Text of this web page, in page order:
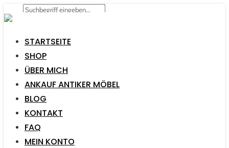
STARTSEITE
SHOP
ÜBER MICH
ANKAUF ANTIKER MÖBEL
BLOG
KONTAKT
FAQ
MEIN KONTO